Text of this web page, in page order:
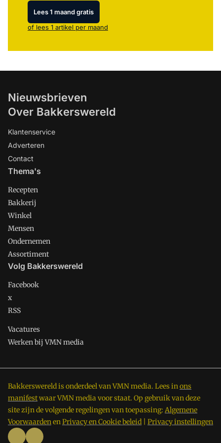
Lees 1 maand gratis
of lees 1 artikel per maand
Nieuwsbrieven
Over Bakkerswereld
Klantenservice
Adverteren
Contact
Thema's
Recepten
Bakkerij
Winkel
Mensen
Ondernemen
Assortiment
Volg Bakkerswereld
Facebook
x
RSS
Vacatures
Werken bij VMN media
Bakkerswereld is onderdeel van VMN media. Lees inons
manifestwaar VMN media voor staat. Op gebruik van deze
site zijn de volgende regelingen van toepassing: Algemene
VoorwaardenenPrivacy en Cookie beleid Privacy instellingen